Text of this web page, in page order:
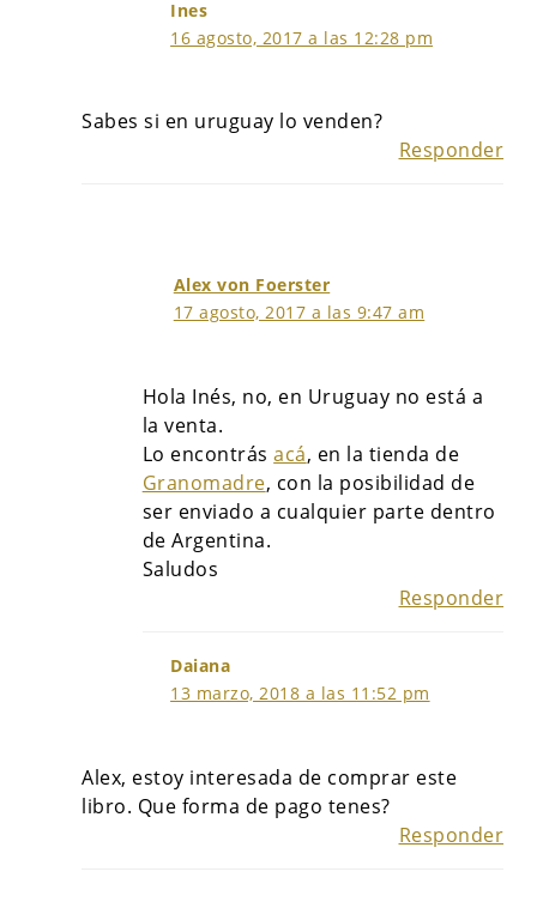
Ines
16 agosto, 2017 a las 12:28 pm
Sabes si en uruguay lo venden?
Responder
Alex von Foerster
17 agosto, 2017 a las 9:47 am
Hola Inés, no, en Uruguay no está a
la venta.
Lo encontrásacá, en la tienda de
Granomadre, con la posibilidad de
ser enviado a cualquier parte dentro
de Argentina.
Saludos
Responder
Daiana
13 marzo, 2018 a las 11:52 pm
Alex, estoy interesada de comprar este
libro. Que forma de pago tenes?
Responder